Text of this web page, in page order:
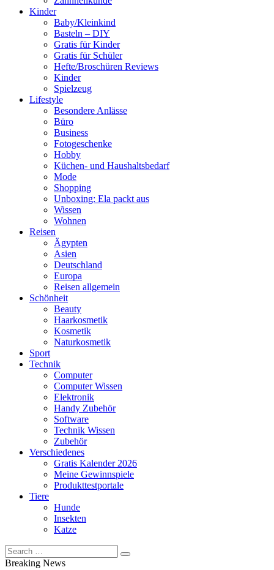
Kinder
Baby/Kleinkind
Basteln – DIY
Gratis für Kinder
Gratis für Schüler
Hefte/Broschüren Reviews
Kinder
Spielzeug
Lifestyle
Besondere Anlässe
Büro
Business
Fotogeschenke
Hobby
Küchen- und Haushaltsbedarf
Mode
Shopping
Unboxing: Ela packt aus
Wissen
Wohnen
Reisen
Ägypten
Asien
Deutschland
Europa
Reisen allgemein
Schönheit
Beauty
Haarkosmetik
Kosmetik
Naturkosmetik
Sport
Technik
Computer
Computer Wissen
Elektronik
Handy Zubehör
Software
Technik Wissen
Zubehör
Verschiedenes
Gratis Kalender 2026
Meine Gewinnspiele
Produkttestportale
Tiere
Hunde
Insekten
Katze
Breaking News